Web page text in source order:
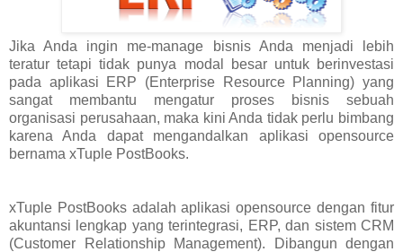
Jika Anda ingin me-manage bisnis Anda menjadi lebih
teratur tetapi tidak punya modal besar untuk berinvestasi
pada aplikasi ERP (Enterprise Resource Planning) yang
sangat membantu mengatur proses bisnis sebuah
organisasi perusahaan, maka kini Anda tidak perlu bimbang
karena Anda dapat mengandalkan aplikasi opensource
bernama xTuple PostBooks.
xTuple PostBooks adalah aplikasi opensource dengan fitur
akuntansi lengkap yang terintegrasi, ERP, dan sistem CRM
(Customer Relationship Management). Dibangun dengan